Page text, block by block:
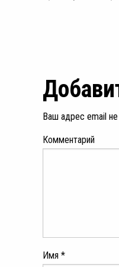
Ваш адрес email не
Комментарий
Имя *